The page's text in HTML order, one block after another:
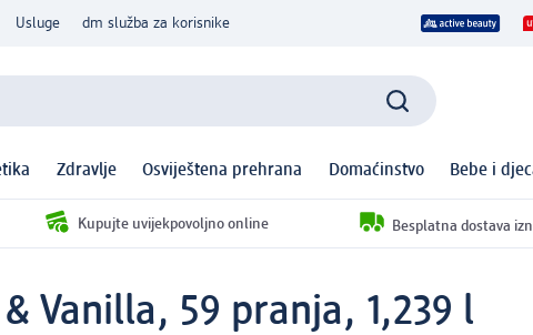
Usluge dm služba za korisnike
Zdravlje Osviještena prehrana Domaćinstvo Bebe i
Kupujte uvijekpovoljno online Besplatna dostava
Vanilla, 59 pranja, 1,239 l